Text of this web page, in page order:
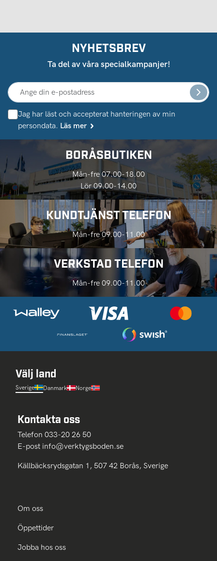
NYHETSBREV
Ta del av våra specialkampanjer!
Jag har läst och accepterat hanteringen av min
persondata. Läs mer
BORÅSBUTIKEN
Mån-fre 07.00-18.00
Lör 09.00-14.00
KUNDTJÄNST TELEFON
Mån-fre 09.00-11.00
VERKSTAD TELEFON
Mån-fre 09.00-11.00
Välj land
Sverige Danmark Norge
Kontakta oss
Telefon 033-20 26 50
E-post info@verktygsboden.se
Källbäcksrydsgatan 1, 507 42 Borås, Sverige
Om oss
Öppettider
Jobba hos oss